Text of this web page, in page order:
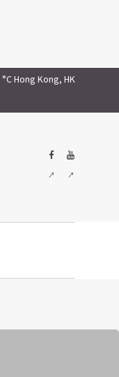
Hong Kong, HK